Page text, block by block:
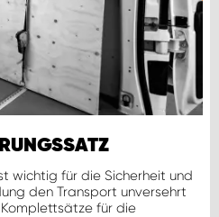
wichtig für die Sicherheit und
den Transport unversehrt
für die